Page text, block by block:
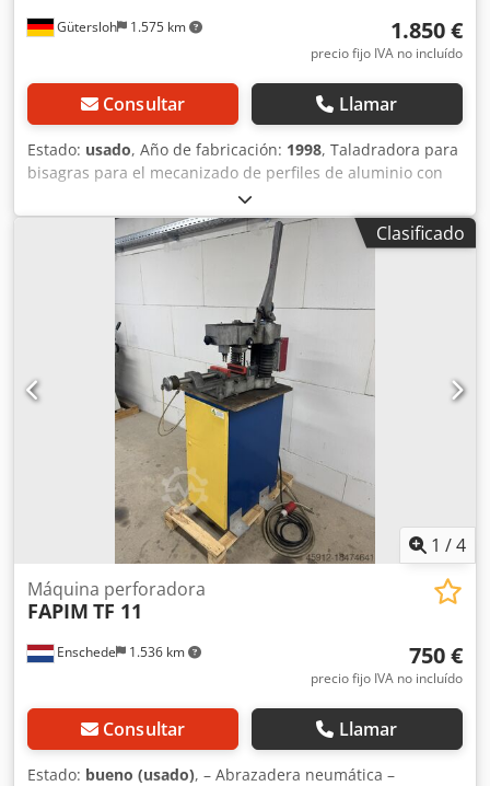
Gütersloh 1.575 km 1.850 €
precio fijo IVA no incluído
Consultar Llamar
Estado: usado, Año de fabricación: 1998, Taladradora para
bisagras para el mecanizado de perfiles de aluminio con
sujetadores neumáticos de material y sistema de
microaspersión Longitud de mecanizado: máx. 2400 mm
Ancho máximo del perfil de hoja: 108 mm Ancho máximo
del perfil del marco: 200 mm Altura del perfil: 45-80 mm
Djdjy Anhnjpfx Ahkekr Velocidad del husillo: 1900 rpm
Peso: aprox. 500 kg
Clasificado
1 /4
Enschede 1.536 km
Máquina perforadora
FAPIM TF 11
750 €
precio fijo IVA no incluído
Consultar Llamar
Estado: bueno (usado), – Abrazadera neumática –